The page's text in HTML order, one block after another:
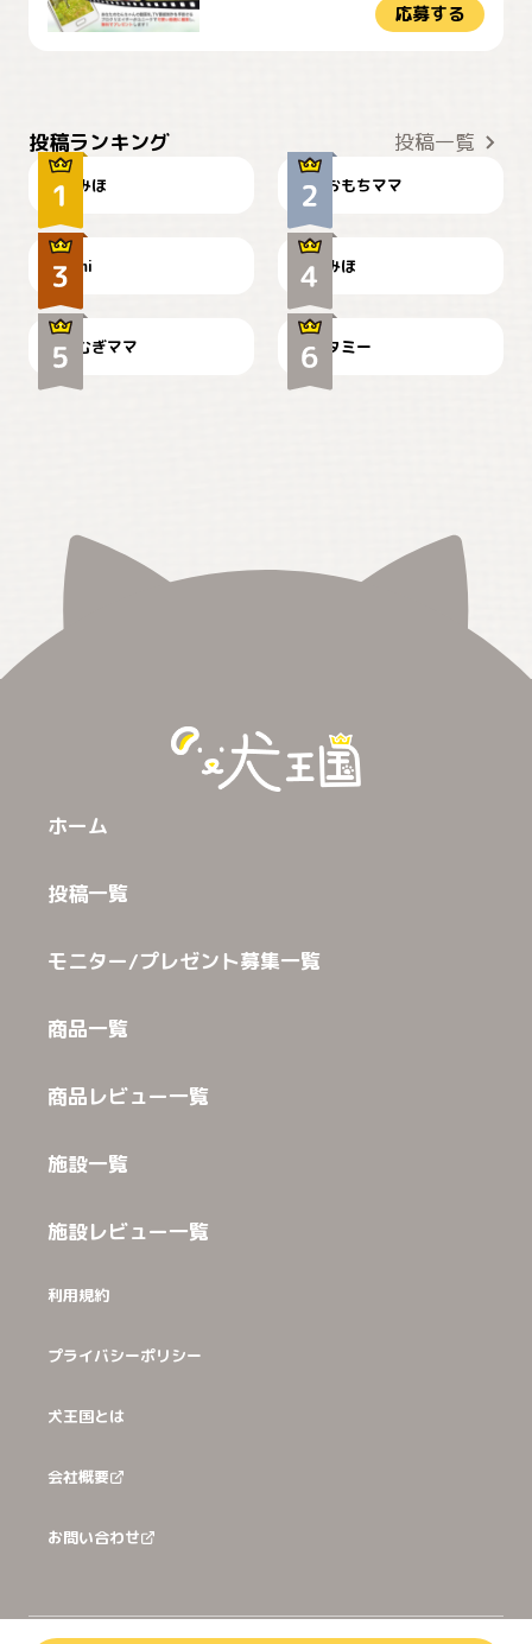
応募する
投稿ランキング 投稿一覧
みほ おもちママ
可愛い？
mi
見てるぞぉ
みほ
🌻とむぎ！
むぎママ
ドーベルマンのお友達邸に
て
タミー
ホーム
投稿一覧
モニター/プレゼント募集一覧
商品一覧
商品レビュー一覧
施設一覧
施設レビュー一覧
利用規約
プライバシーポリシー
犬王国とは
会社概要
お問い合わせ